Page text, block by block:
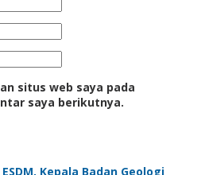
situs web saya pada
saya berikutnya.
Kepala Badan Geologi